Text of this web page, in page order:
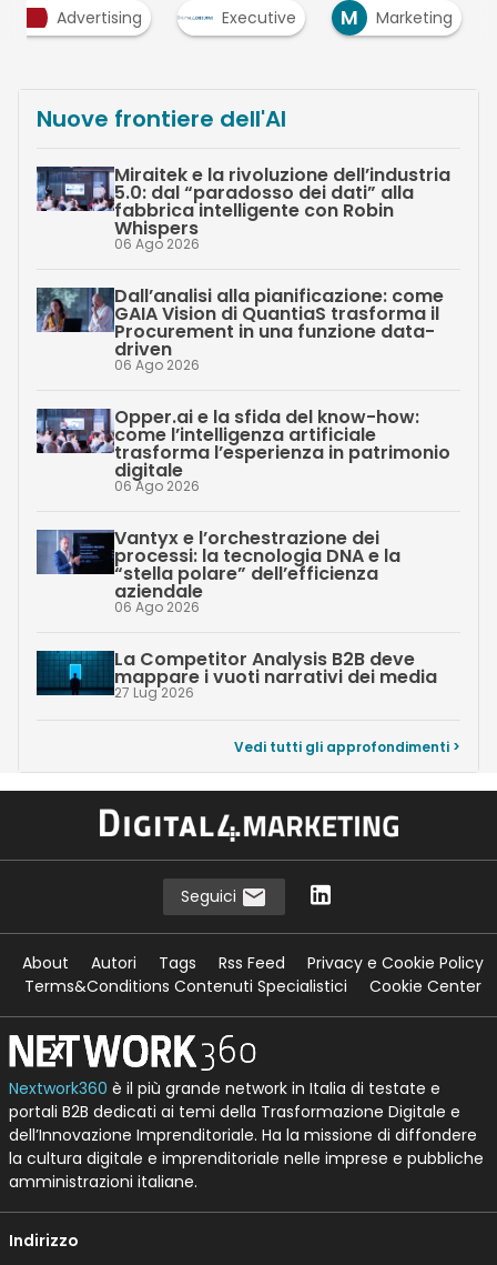
Advertising Executive M Marketing
Nuove frontiere dell'AI
Miraitek e la rivoluzione dell’industria
5.0: dal “paradosso dei dati” alla
fabbrica intelligente con Robin
Whispers
06 Ago 2026
Dall’analisi alla pianificazione: come
GAIA Vision di QuantiaS trasforma il
Procurement in una funzione data-
driven
06 Ago 2026
Opper.ai e la sfida del know-how:
come l’intelligenza artificiale
trasforma l’esperienza in patrimonio
digitale
06 Ago 2026
Vantyx e l’orchestrazione dei
processi: la tecnologia DNA e la
“stella polare” dell’efficienza
aziendale
06 Ago 2026
La Competitor Analysis B2B deve
mappare i vuoti narrativi dei media
27 Lug 2026
Vedi tutti gli approfondimenti >
Seguici
About Autori Tags Rss Feed
Privacy e Cookie Policy
Terms&Conditions Contenuti Specialistici
Cookie Center
Nextwork360 è il più grande network in Italia di testate e
portali B2B dedicati ai temi della Trasformazione Digitale e
dell’Innovazione Imprenditoriale. Ha la missione di diffondere
la cultura digitale e imprenditoriale nelle imprese e pubbliche
amministrazioni italiane.
Indirizzo